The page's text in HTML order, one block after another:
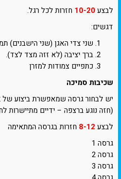
לבצע10-20 חזרות לכל רגל.
דגשים:
שני צדי האגן (שני הישבנים)
ברך יציבה (לא זזה מצד לצד).
כתפיים צמודות למזרן
שכיבות סמיכה
(חזה נוגע ברצפה – ידיים מתיישרות
לבצע 8-12 חזרות בגרסה המתאימה
גרסה 1
גרסה 2
גרסה 3